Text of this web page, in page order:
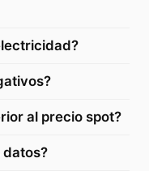
al precio spot?
datos?